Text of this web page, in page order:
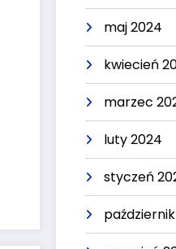
maj 2024
kwiecień
marzec
luty 2024
styczeń